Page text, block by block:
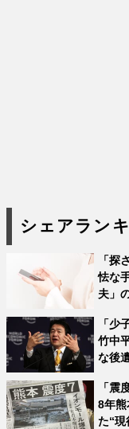
シェアラン
「探
怯な
夫」
「少
竹中
な後
「震
8年
た“現